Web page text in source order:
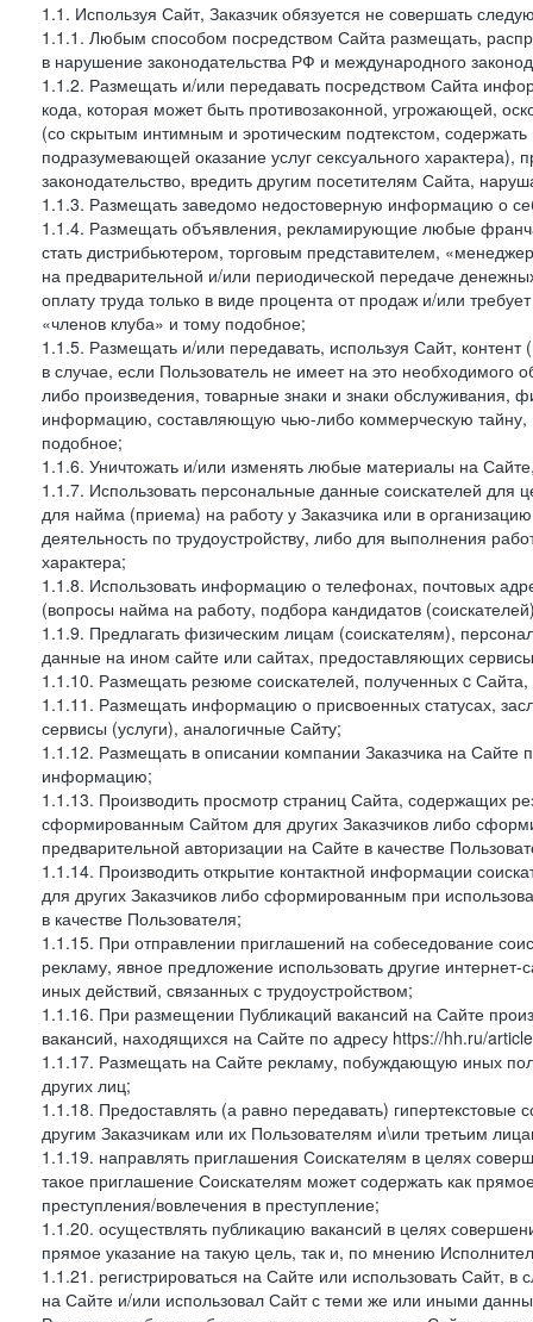
1.1. Используя Сайт, Заказчик обязуется не совершать
1.1.1. Любым способом посредством Сайта размещать,
в нарушение законодательства РФ и международного
1.1.2. Размещать и/или передавать посредством Сайта
кода, которая может быть противозаконной, угрожающей,
(со скрытым интимным и эротическим подтекстом,
подразумевающей оказание услуг сексуального
законодательство, вредить другим посетителям Сайта,
1.1.3. Размещать заведомо недостоверную информацию о
1.1.4. Размещать объявления, рекламирующие любые
стать дистрибьютером, торговым представителем,
на предварительной и/или периодической передаче
оплату труда только в виде процента от продаж и/или
«членов клуба» и тому подобное;
1.1.5. Размещать и/или передавать, используя Сайт,
в случае, если Пользователь не имеет на это
либо произведения, товарные знаки и знаки
информацию, составляющую чью-либо коммерческую тайну,
подобное;
1.1.6. Уничтожать и/или изменять любые материалы на
1.1.7. Использовать персональные данные соискателей для
для найма (приема) на работу у Заказчика или в
деятельность по трудоустройству, либо для выполнения
характера;
1.1.8. Использовать информацию о телефонах, почтовых
(вопросы найма на работу, подбора кандидатов
1.1.9. Предлагать физическим лицам (соискателям),
данные на ином сайте или сайтах, предоставляющих
1.1.10. Размещать резюме соискателей, полученных c
1.1.11. Размещать информацию о присвоенных статусах,
сервисы (услуги), аналогичные Сайту;
1.1.12. Размещать в описании компании Заказчика на Сайте
информацию;
1.1.13. Производить просмотр страниц Сайта, содержащих
сформированным Сайтом для других Заказчиков либо
предварительной авторизации на Сайте в качестве
1.1.14. Производить открытие контактной информации
для других Заказчиков либо сформированным при
в качестве Пользователя;
1.1.15. При отправлении приглашений на собеседование
рекламу, явное предложение использовать другие
иных действий, связанных с трудоустройством;
1.1.16. При размещении Публикаций вакансий на Сайте
вакансий, находящихся на Сайте по адресу https://hh.ru/
1.1.17. Размещать на Сайте рекламу, побуждающую иных
других лиц;
1.1.18. Предоставлять (а равно передавать)
другим Заказчикам или их Пользователям и\или третьим
1.1.19. направлять приглашения Соискателям в целях
такое приглашение Соискателям может содержать как
преступления/вовлечения в преступление;
1.1.20. осуществлять публикацию вакансий в целях
прямое указание на такую цель, так и, по мнению
1.1.21. регистрироваться на Сайте или использовать Сайт,
на Сайте и/или использовал Сайт с теми же или иными